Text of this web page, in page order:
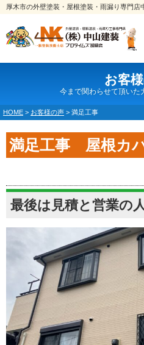
厚木市の外壁塗装・屋根塗装・雨漏り専門店
お客
今まで関わらせて頂いた
HOME > お客様の声 > 満足工事
満足工事 屋根カ
最後は見積と営業の